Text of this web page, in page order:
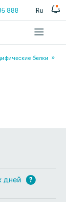
888 Ru
белки
дней ?